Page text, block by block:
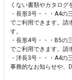
くない書類やカタログ
・長形3号・・・A4の
でご利用できます。請
す。
・長形4号・・・B5の
でご利用できます。請
・洋長3号・・・A4の
事務的なお知らせや、